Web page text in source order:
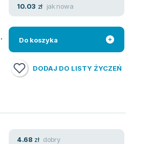
10.03 zł jak nowa
Do koszyka
DODAJ DO LISTY ŻYCZEŃ
4.68 zł dobry